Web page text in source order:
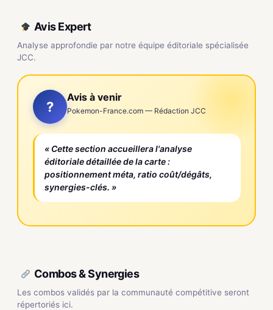
Avis Expert
Analyse approfondie par notre équipe éditoriale spécialisée
JCC.
?
Avis à venir
Pokemon-France.com — Rédaction JCC
« Cette section accueillera l'analyse
éditoriale détaillée de la carte :
positionnement méta, ratio coût/dégâts,
synergies-clés. »
Combos & Synergies
Les combos validés par la communauté compétitive seront
répertoriés ici.